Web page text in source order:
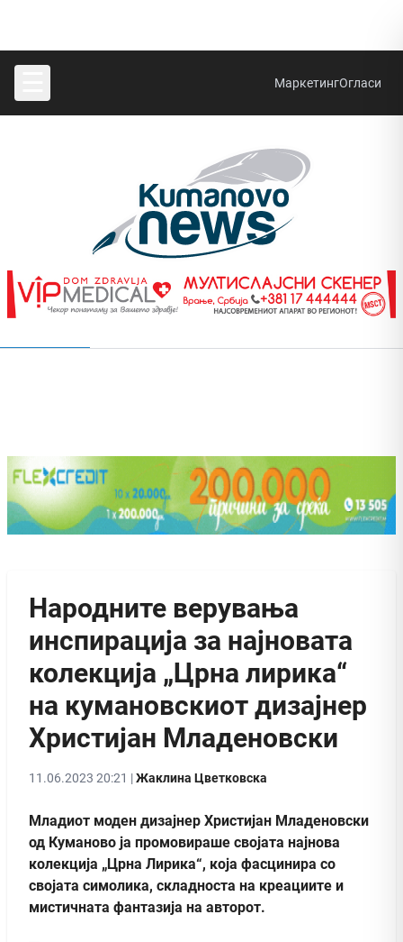
МаркетингОгласи
Народните верувања
инспирација за најновата
колекција „Црна лирика“
на кумановскиот дизајнер
Христијан Младеновски
11.06.2023 20:21 |Жаклина Цветковска
Младиот моден дизајнер Христијан Младеновски
од Куманово ја промовираше својата најнова
колекција „Црна Лирика“, која фасцинира со
својата симолика, складноста на креациите и
мистичната фантазија на авторот.